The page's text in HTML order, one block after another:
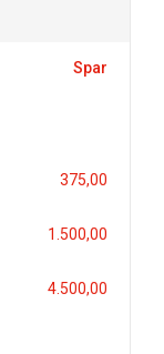
Spar
375,00
1.500,00
4.500,00